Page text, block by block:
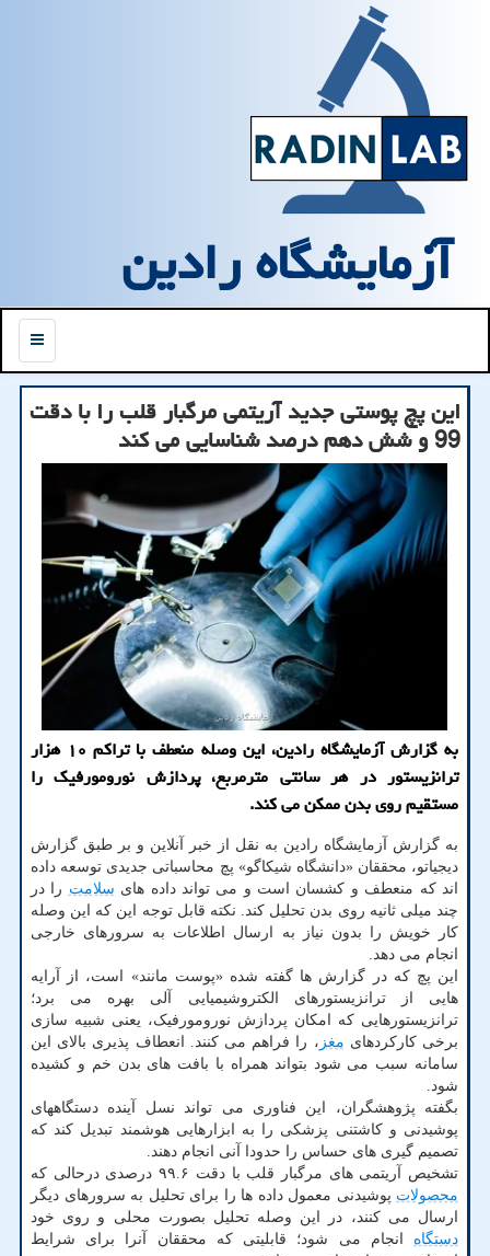
آزمایشگاه رادین
منو
این پچ پوستی جدید آریتمی مرگبار قلب را با دقت
99 و شش دهم درصد شناسایی می کند
به گزارش آزمایشگاه رادین، این وصله منعطف با تراکم ۱۰ هزار
ترانزیستور در هر سانتی مترمربع، پردازش نورومورفیک را
مستقیم روی بدن ممکن می کند.
به گزارش آزمایشگاه رادین به نقل از خبر آنلاین و بر طبق گزارش
دیجیاتو، محققان «دانشگاه شیکاگو» پچ محاسباتی جدیدی توسعه داده
اند که منعطف و کشسان است و می تواند داده های سلامت را در
چند میلی ثانیه روی بدن تحلیل کند. نکته قابل توجه این که این وصله
کار خویش را بدون نیاز به ارسال اطلاعات به سرورهای خارجی
انجام می دهد.
این پچ که در گزارش ها گفته شده «پوست مانند» است، از آرایه
هایی از ترانزیستورهای الکتروشیمیایی آلی بهره می برد؛
ترانزیستورهایی که امکان پردازش نورومورفیک، یعنی شبیه سازی
برخی کارکردهای مغز ، را فراهم می کنند. انعطاف پذیری بالای این
سامانه سبب می شود بتواند همراه با بافت های بدن خم و کشیده
شود.
بگفته پژوهشگران، این فناوری می تواند نسل آینده دستگاههای
پوشیدنی و کاشتنی پزشکی را به ابزارهایی هوشمند تبدیل کند که
تصمیم گیری های حساس را حدودا آنی انجام دهند.
تشخیص آریتمی های مرگبار قلب با دقت ۹۹.۶ درصدی درحالی که
محصولات پوشیدنی معمول داده ها را برای تحلیل به سرورهای دیگر
ارسال می کنند، در این وصله تحلیل بصورت محلی و روی خود
دستگاه انجام می شود؛ قابلیتی که محققان آنرا برای شرایط